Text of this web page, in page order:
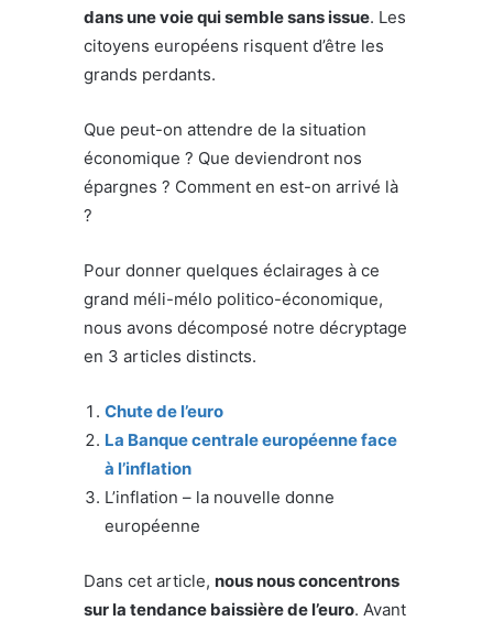
dans une voie qui semble sans issue. Les
citoyens européens risquent d’être les
grands perdants.
Que peut-on attendre de la situation
économique ? Que deviendront nos
épargnes ? Comment en est-on arrivé là
?
Pour donner quelques éclairages à ce
grand méli-mélo politico-économique,
nous avons décomposé notre décryptage
en 3 articles distincts.
Chute de l’euro
La Banque centrale européenne face
à l’inflation
L’inflation – la nouvelle donne
européenne
Dans cet article, nous nous concentrons
sur la tendance baissière de l’euro. Avant